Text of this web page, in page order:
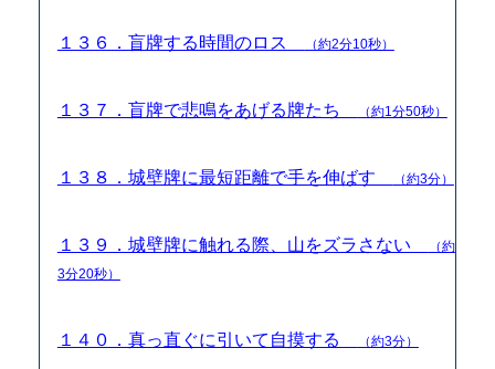
１３６．盲牌する時間のロス （約2分10秒）
１３７．盲牌で悲鳴をあげる牌たち （約1分50秒）
１３８．城壁牌に最短距離で手を伸ばす （約3分）
１３９．城壁牌に触れる際、山をズラさない
（約
3分20秒）
１４０．真っ直ぐに引いて自摸する （約3分）